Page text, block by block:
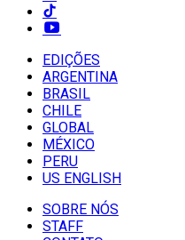
EDIÇÕES
ARGENTINA
BRASIL
CHILE
GLOBAL
MÉXICO
PERU
US ENGLISH
SOBRE NÓS
STAFF